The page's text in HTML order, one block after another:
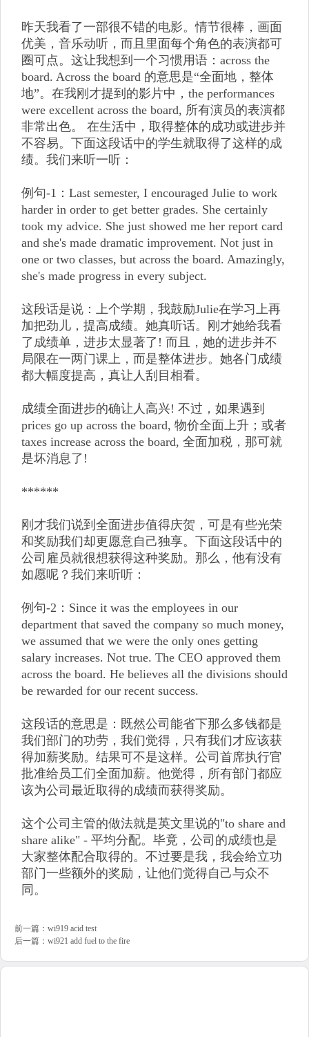
昨天我看了一部很不错的电影。情节很棒，画面
优美，音乐动听，而且里面每个角色的表演都可
圈可点。这让我想到一个习惯用语：across the
board. Across the board 的意思是“全面地，整体
地”。在我刚才提到的影片中，the performances
were excellent across the board, 所有演员的表演都
非常出色。 在生活中，取得整体的成功或进步并
不容易。下面这段话中的学生就取得了这样的成
绩。我们来听一听：
例句-1：Last semester, I encouraged Julie to work
harder in order to get better grades. She certainly
took my advice. She just showed me her report card
and she's made dramatic improvement. Not just in
one or two classes, but across the board. Amazingly,
she's made progress in every subject.
这段话是说：上个学期，我鼓励Julie在学习上再
加把劲儿，提高成绩。她真听话。刚才她给我看
了成绩单，进步太显著了! 而且，她的进步并不
局限在一两门课上，而是整体进步。她各门成绩
都大幅度提高，真让人刮目相看。
成绩全面进步的确让人高兴! 不过，如果遇到
prices go up across the board, 物价全面上升；或者
taxes increase across the board, 全面加税，那可就
是坏消息了!
******
刚才我们说到全面进步值得庆贺，可是有些光荣
和奖励我们却更愿意自己独享。下面这段话中的
公司雇员就很想获得这种奖励。那么，他有没有
如愿呢？我们来听听：
例句-2：Since it was the employees in our
department that saved the company so much money,
we assumed that we were the only ones getting
salary increases. Not true. The CEO approved them
across the board. He believes all the divisions should
be rewarded for our recent success.
这段话的意思是：既然公司能省下那么多钱都是
我们部门的功劳，我们觉得，只有我们才应该获
得加薪奖励。结果可不是这样。公司首席执行官
批准给员工们全面加薪。他觉得，所有部门都应
该为公司最近取得的成绩而获得奖励。
这个公司主管的做法就是英文里说的"to share and
share alike" - 平均分配。毕竟，公司的成绩也是
大家整体配合取得的。不过要是我，我会给立功
部门一些额外的奖励，让他们觉得自己与众不
同。
前一篇： wi919 acid test
后一篇： wi921 add fuel to the fire